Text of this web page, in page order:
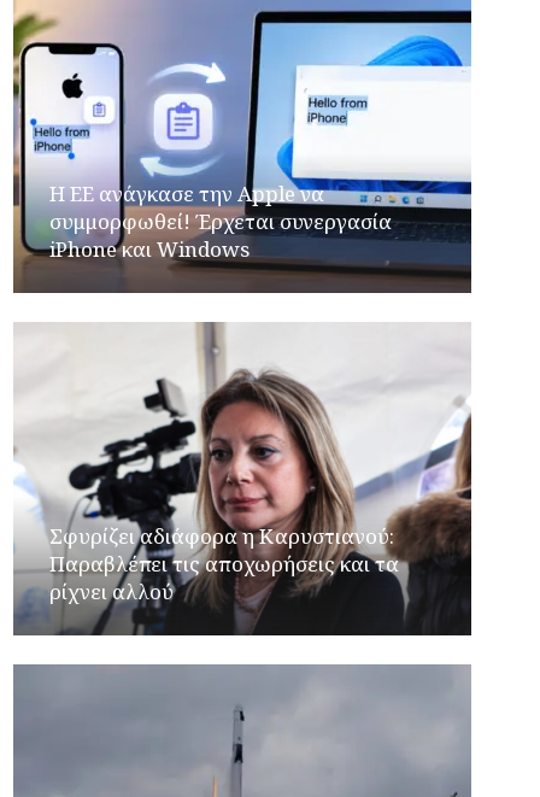
H ΕΕ ανάγκασε την Apple να
συμμορφωθεί! Έρχεται συνεργασία
iPhone και Windows
Σφυρίζει αδιάφορα η Καρυστιανού:
Παραβλέπει τις αποχωρήσεις και τα
ρίχνει αλλού